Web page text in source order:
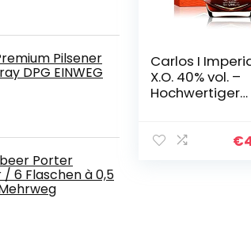
Pilsener
DPG EINWEG
Porter
6 Flaschen à 0,5
Carlos I
X.O. 40% vol. –
Hochwertiger
€